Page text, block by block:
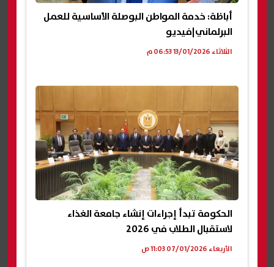
أباظة: خدمة المواطن البوصلة الأساسية للعمل
البرلماني|فيديو
الثلاثاء 13/01/2026 06:53 م
الحكومة تبدأ إجراءات إنشاء جامعة الغذاء
لاستقبال الطلاب في 2026
الأربعاء 07/01/2026 11:03 ص